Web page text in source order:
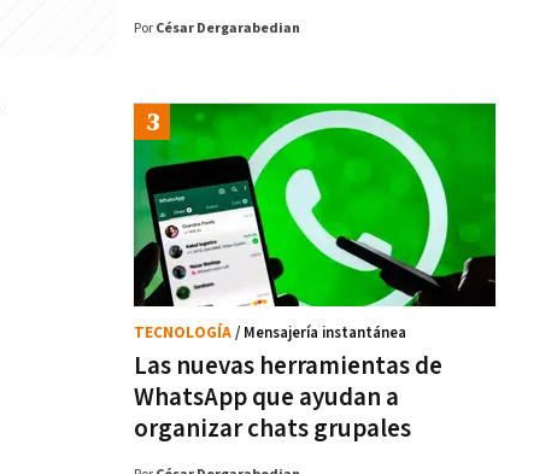
Por César Dergarabedian
Las nuevas herramientas de
WhatsApp que ayudan a
organizar chats grupales
TECNOLOGÍA/ Mensajería instantánea